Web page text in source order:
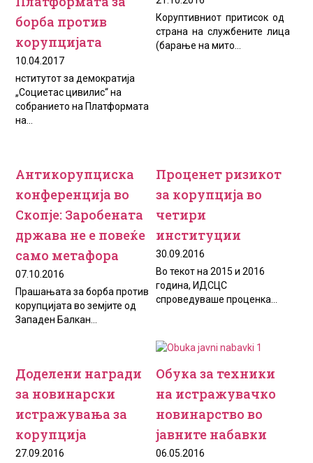
борба против
корупцијата
10.04.2017
нститутот за демократија
„Социетас цивилис“ на
собранието на Платформата
на...
Коруптивниот притисок од
страна на службените лица
(барање на мито...
Антикорупциска
конференција во
Скопје: Заробената
држава не е повеќе
само метафора
07.10.2016
Прашањата за борба против
корупцијата во земјите од
Западен Балкан...
Проценет ризикот
за корупција во
четири
институции
30.09.2016
Во текот на 2015 и 2016
година, ИДСЦС
спроведуваше проценка...
Доделени награди
за новинарски
истражувања за
корупција
27.09.2016
Обука за техники
на истражувачко
новинарство во
јавните набавки
06.05.2016